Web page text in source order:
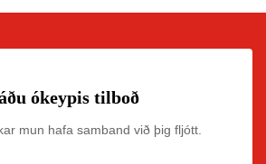
ókeypis tilboð
mun hafa samband við þig fljótt.